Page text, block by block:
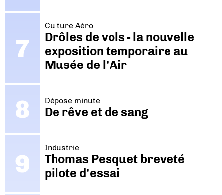
Culture Aéro
Drôles de vols - la nouvelle
exposition temporaire au
Musée de l'Air
Dépose minute
De rêve et de sang
Industrie
Thomas Pesquet breveté
pilote d'essai